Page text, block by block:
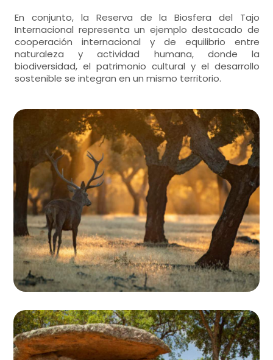
En conjunto, la Reserva de la Biosfera del Tajo
Internacional representa un ejemplo destacado de
cooperación internacional y de equilibrio entre
naturaleza y actividad humana, donde la
biodiversidad, el patrimonio cultural y el desarrollo
sostenible se integran en un mismo territorio.